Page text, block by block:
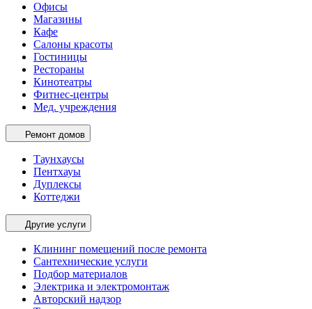
Офисы
Магазины
Кафе
Салоны красоты
Гостиницы
Рестораны
Кинотеатры
Фитнес-центры
Мед. учреждения
Ремонт домов
Таунхаусы
Пентхауы
Дуплексы
Коттеджи
Другие услуги
Клининг помещений после ремонта
Сантехнические услуги
Подбор материалов
Электрика и электромонтаж
Авторский надзор